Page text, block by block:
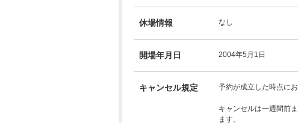
休場情報 なし
開場年月日 2004年5月1日
キャンセル規定 予約が成立した時点に
キャンセルは一週間前
ます。